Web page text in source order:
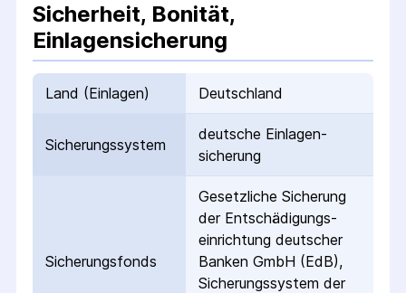
Sicherheit, Bonität,
Einlagensicherung
Land (Einlagen) Deutschland
Sicherungs­system
deutsche Einlagen­
sicherung
Sicherungs­fonds
Gesetzliche Sicherung
der Entschädigungs­
einrichtung deutscher
Banken GmbH (EdB),
Sicherungssystem der